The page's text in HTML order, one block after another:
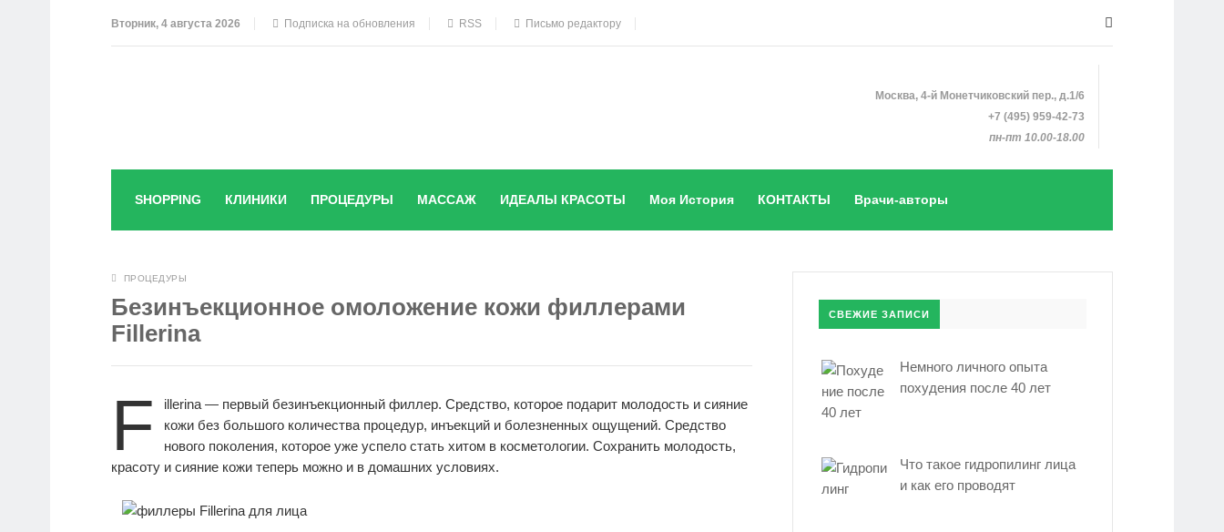
Вторник, 4 августа 2026 Подписка на обновления RSS Письмо редактору
Москва, 4-й Монетчиковский пер., д.1/6
+7 (495) 959-42-73
пн-пт 10.00-18.00
SHOPPING КЛИНИКИ ПРОЦЕДУРЫ МАССАЖ ИДЕАЛЫ КРАСОТЫ Моя История КОНТАКТЫ Врачи-авторы
ПРОЦЕДУРЫ
Безинъекционное омоложение кожи филлерами
Fillerina
F
illerina — первый безинъекционный филлер. Средство, которое подарит молодость и сияние
кожи без большого количества процедур, инъекций и болезненных ощущений. Средство
нового поколения, которое уже успело стать хитом в косметологии. Сохранить молодость,
красоту и сияние кожи теперь можно и в домашних условиях.
СВЕЖИЕ ЗАПИСИ
Немного личного опыта
похудения после 40 лет
Что такое гидропилинг лица
и как его проводят